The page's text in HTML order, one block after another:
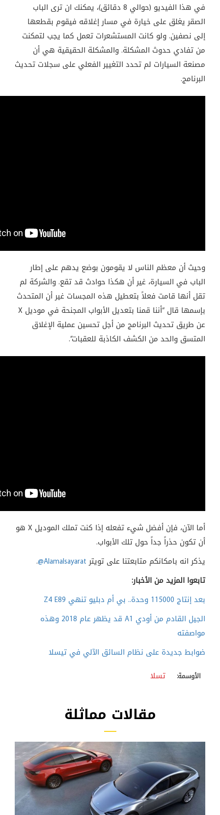
في هذا الفيديو (حوالي 8 دقائق)، يمكنك ان ترى الباب
الصقر يغلق على خيارة في مسار إغلاقه فيقوم بقطعها
إلى نصفين. ولو كانت المستشعرات تعمل كما يجب لتمكنت
من تفادي حدوث المشكلة. والمشكلة الحقيقية هي أن
مصنعة السيارات لم تحدد التغيير الفعلي على سجلات تحديث
البرنامج.
وحيث أن معظم الناس لا يقومون بوضع يدهم على إطار
الباب في السيارة، غير أن هكذا حوادث قد تقع. والشركة لم
تقل أنها قامت فعلاً بتعطيل هذه المجسات غير أن المتحدث
بإسمها قال “أننا قمنا بتعديل الأبواب المجنحة في موديل X
عن طريق تحديث البرنامج من أجل تحسين عملية الإغلاق
المتسق والحد من الكشف الكاذبة للعقبات”.
أما الآن، فإن أفضل شيء تفعله إذا كنت تملك الموديل X هو
أن تكون حذراً جداً حول تلك الأبواب.
يذكر انه بامكانكم متابعتنا على تويتر@Alamalsayarat
.
تابعوا المزيد من الأخبار:
بعد إنتاج 115000 وحدة.. بي أم دبليو تنهي Z4 E89
الجيل القادم من أودي A1 قد يظهر عام 2018 وهذه
مواصفته
ضوابط جديدة على نظام السائق الآلي في تيسلا
الأوسمة: تسلا
مقالات مماثلة